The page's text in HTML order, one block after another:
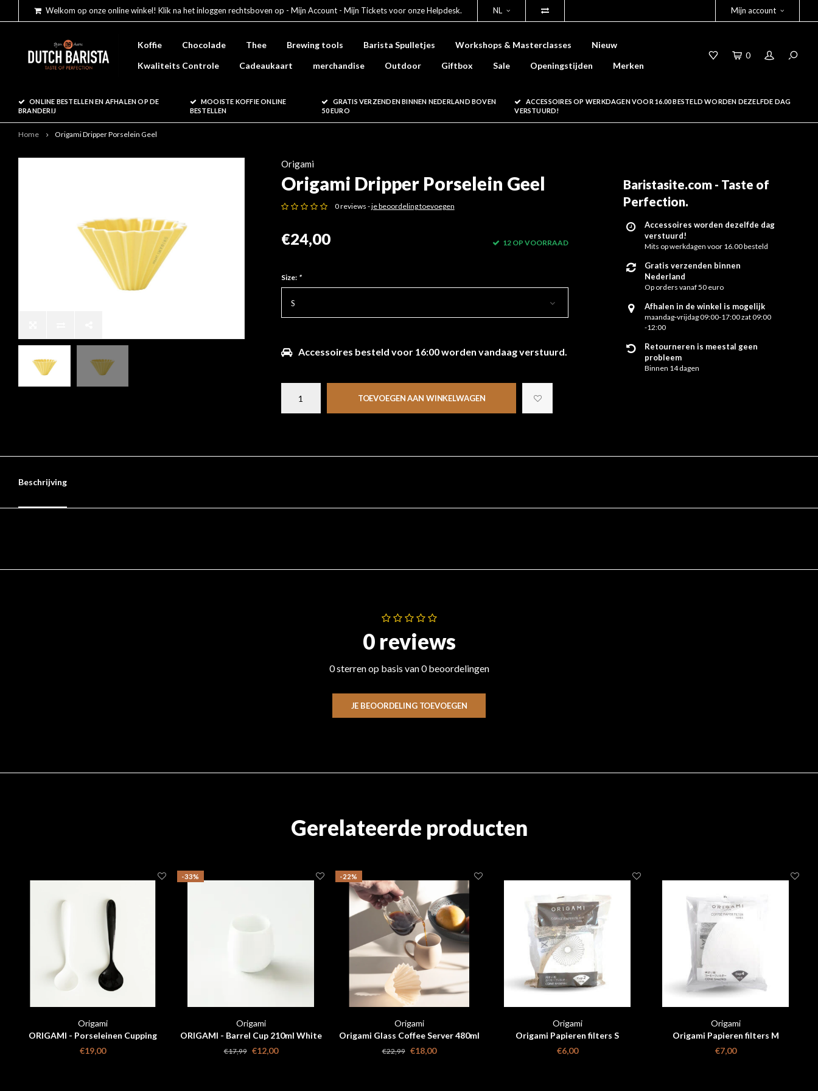
Welkom op onze online winkel! Klik na het inloggen rechtsboven op - Mijn Account - Mijn Tickets voor onze Helpdesk. NL Mijn account
Koffie Chocolade Thee Brewing tools Barista Spulletjes Workshops & Masterclasses
Nieuw
Kwaliteits Controle
Cadeaukaart merchandise Outdoor Giftbox Sale Openingstijden Merken
0
ONLINE BESTELLEN EN AFHALEN OP DE
BRANDERIJ
MOOISTE KOFFIE ONLINE
BESTELLEN
GRATIS VERZENDEN BINNEN NEDERLAND BOVEN
50 EURO
ACCESSOIRES OP WERKDAGEN VOOR 16.00 BESTELD WORDEN DEZELFDE DAG
VERSTUURD!
Home Origami Dripper Porselein Geel
Origami
Origami Dripper Porselein Geel
0 reviews -je beoordeling toevoegen
€24,00 12 OP VOORRAAD
Size: *
S
Accessoires besteld voor 16:00 worden vandaag verstuurd.
TOEVOEGEN AAN WINKELWAGEN
Baristasite.com - Taste of
Perfection.
Accessoires worden dezelfde dag
verstuurd!
Mits op werkdagen voor 16.00 besteld
Gratis verzenden binnen
Nederland
Op orders vanaf 50 euro
Afhalen in de winkel is mogelijk
maandag-vrijdag 09:00-17:00 zat 09:00
-12:00
Retourneren is meestal geen
probleem
Binnen 14 dagen
Beschrijving
0 reviews
0 sterren op basis van 0 beoordelingen
JE BEOORDELING TOEVOEGEN
Gerelateerde producten
Origami
ORIGAMI - Porseleinen Cupping
lepel
€19,00
-33%
Origami
ORIGAMI - Barrel Cup 210ml White
€17,99 €12,00
-22%
Origami
Origami Glass Coffee Server 480ml
€22,99 €18,00
Origami
Origami Papieren filters S
€6,00
Origami
Origami Papieren filters M
€7,00